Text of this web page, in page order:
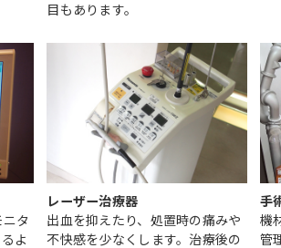
目もあります。
タ
よ
レーザー治療器
出血を抑えたり、処置時の痛みや
不快感を少なくします。治療後の
手
機
管